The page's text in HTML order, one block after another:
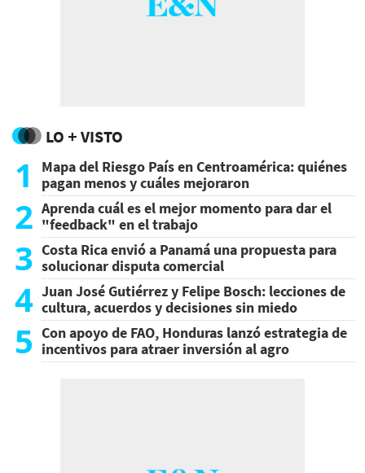
LO + VISTO
1
Mapa del Riesgo País en Centroamérica: quiénes
pagan menos y cuáles mejoraron
2 Aprenda cuál es el mejor momento para dar el
"feedback" en el trabajo
3 Costa Rica envió a Panamá una propuesta para
solucionar disputa comercial
4 Juan José Gutiérrez y Felipe Bosch: lecciones de
cultura, acuerdos y decisiones sin miedo
5 Con apoyo de FAO, Honduras lanzó estrategia de
incentivos para atraer inversión al agro